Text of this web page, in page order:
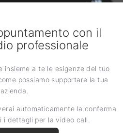
con il
professionale
insieme a te le esigenze del tuo
possiamo supportare la tua
azienda.
automaticamente la conferma
dettagli per la video call.